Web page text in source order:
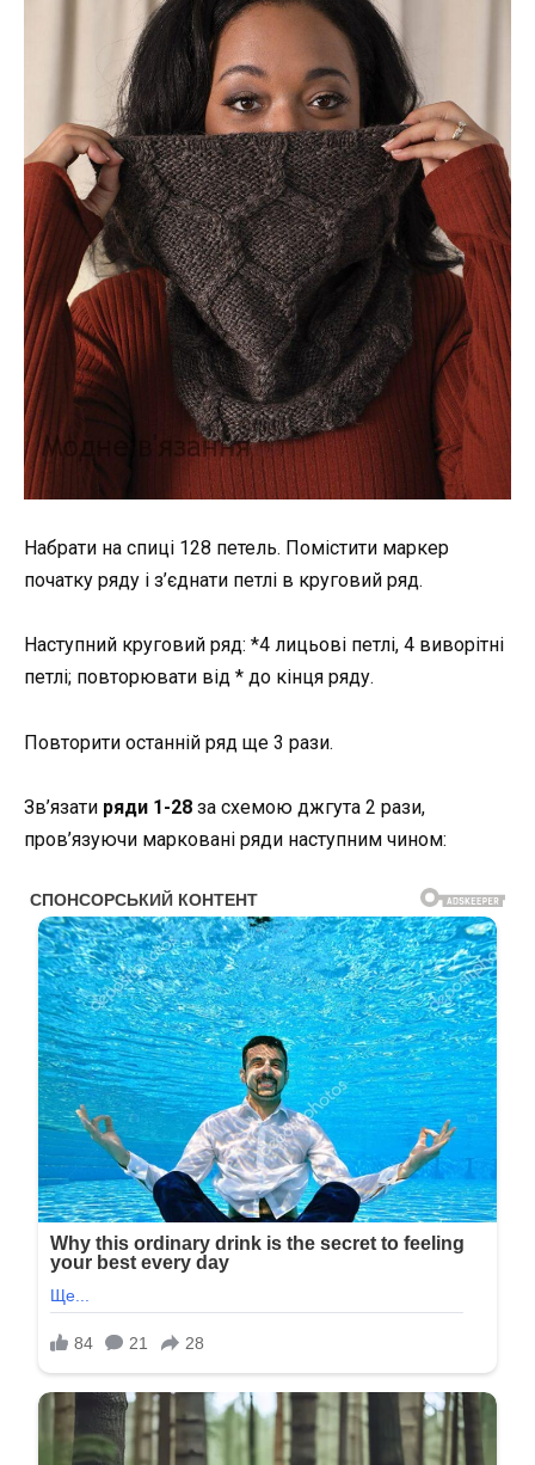
Набрати на спиці 128 петель. Помістити маркер
початку ряду і з’єднати петлі в круговий ряд.
Наступний круговий ряд: *4 лицьові петлі, 4 виворітні
петлі; повторювати від * до кінця ряду.
Повторити останній ряд ще 3 рази.
Зв’язати ряди 1-28 за схемою джгута 2 рази,
пров’язуючи марковані ряди наступним чином: